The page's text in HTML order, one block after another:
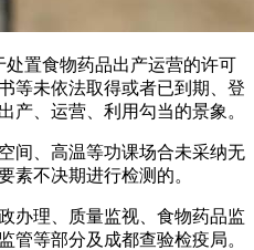
置食物药品出产运营的许可
等未依法取得或者已到期、登
产、运营、利用勾当的景象。
、高温等功课场合未采纳无
素不决期进行检测的。
理、质量监视、食物药品监
管等部分及成都查验检疫局。